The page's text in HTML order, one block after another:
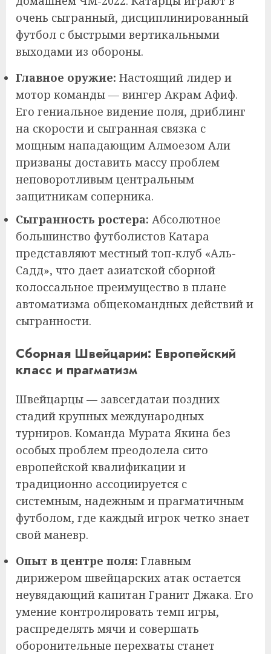
очень сыгранный, дисциплинированный
футбол с быстрыми вертикальными
выходами из обороны.
Главное оружие: Настоящий лидер и
мотор команды — вингер Акрам Афиф.
Его гениальное видение поля, дриблинг
на скорости и сыгранная связка с
мощным нападающим Алмоезом Али
призваны доставить массу проблем
неповоротливым центральным
защитникам соперника.
Сыгранность ростера: Абсолютное
большинство футболистов Катара
представляют местный топ-клуб «Аль-
Садд», что дает азиатской сборной
колоссальное преимущество в плане
автоматизма общекомандных действий и
сыгранности.
Сборная Швейцарии: Европейский
класс и прагматизм
Швейцарцы — завсегдатаи поздних
стадий крупных международных
турниров. Команда Мурата Якина без
особых проблем преодолела сито
европейской квалификации и
традиционно ассоциируется с
системным, надежным и прагматичным
футболом, где каждый игрок четко знает
свой маневр.
Опыт в центре поля: Главным
дирижером швейцарских атак остается
неувядающий капитан Гранит Джака. Его
умение контролировать темп игры,
распределять мячи и совершать
оборонительные перехваты станет